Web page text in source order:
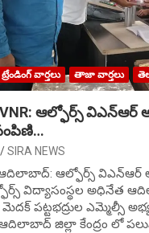
ట్రేండింగ్ వార్తలు తాజా వార్తలు
ఆల్ఫోర్స్ విఎన్ఆర్
SIRA NEWS
ఆల్ఫోర్స్ విఎన్ఆర్
విద్యాసంస్థల అధినేత
పట్టభద్రుల ఎమ్మెల్సీ
జిల్లా కేంద్రం లో